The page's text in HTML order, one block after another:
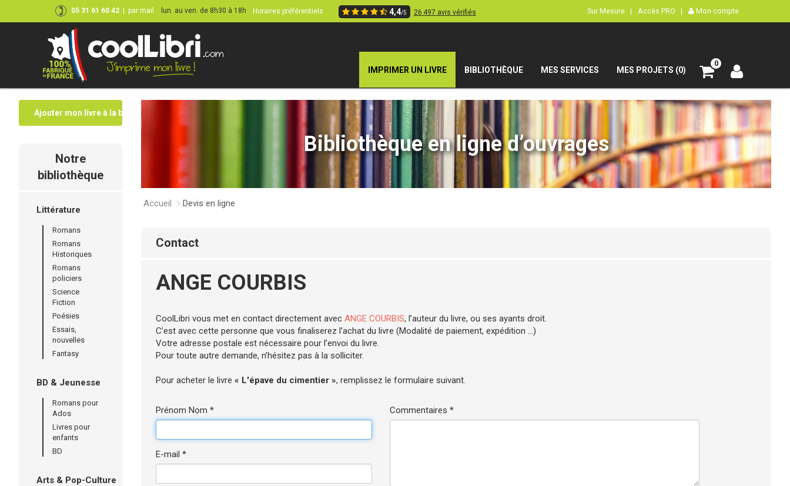
05 31 61 60 42 par mail lun. au ven. de 8h30 à 18h Horaires préférentiels 4,4/5 26 497 avis vérifiés Sur Mesure | Accès PRO | Mon compte
IMPRIMER UN LIVRE BIBLIOTHÈQUE MES SERVICES MES PROJETS (0)
0
Ajouter mon livre à la bibliothèque
Notre
bibliothèque
Littérature
Romans
Romans
Historiques
Romans
policiers
Science
Fiction
Poésies
Essais,
nouvelles
Fantasy
BD & Jeunesse
Romans pour
Ados
Livres pour
enfants
BD
Arts & Pop-Culture
Bibliothèque en ligne d’ouvrages
Accueil Devis en ligne
contact
ANGE COURBIS
CoolLibri vous met en contact directement avec ANGE COURBIS, l’auteur du livre, ou ses ayants droit.
C’est avec cette personne que vous finaliserez l’achat du livre (Modalité de paiement, expédition ...)
Votre adresse postale est nécessaire pour l’envoi du livre.
Pour toute autre demande, n’hésitez pas à la solliciter.
Pour acheter le livre « L'épave du cimentier », remplissez le formulaire suivant.
Prénom Nom *
E-mail *
Commentaires *